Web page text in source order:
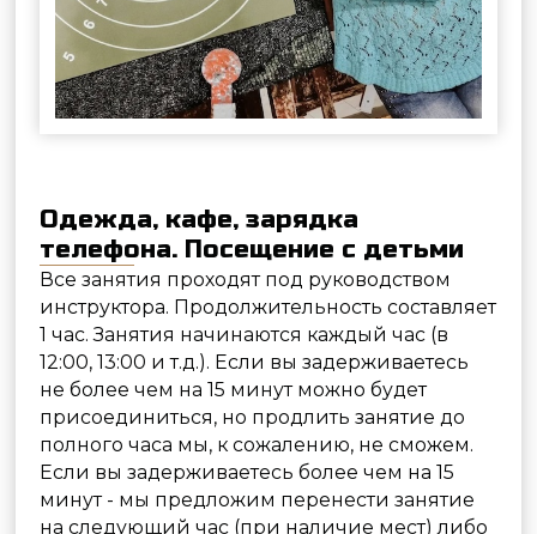
Перед уходом не забудьте
личные вещи! Фото на память.
Успейте до 22:00
Рекомендуем сделать фото на память с
оборудованием клуба или тренером.
Будем признательны за отзыв на сайте-
отзывике или Яндекс.Картах.
Если вам понравилось у нас, предлагаем
записаться на новое занятие. При покупке
абонемента действует скидка 25%.